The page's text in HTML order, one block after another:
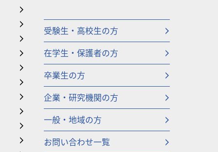
受験生・高校生の方
在学生・保護者の方
卒業生の方
企業・研究機関の方
一般・地域の方
お問い合わせ一覧